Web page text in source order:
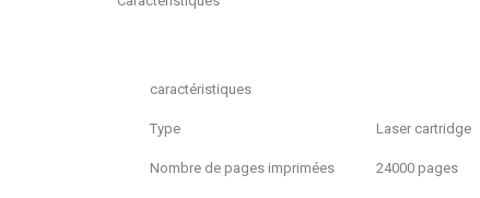
caractéristiques
Type Laser cartridge
Nombre de pages imprimées 24000 pages